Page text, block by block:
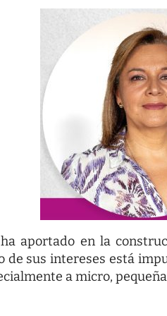
aportado en la
de sus intereses está
a micro,